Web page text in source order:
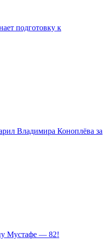
подготовку к
Владимира Коноплёва за
Мустафе — 82!